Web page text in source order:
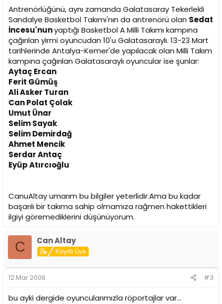
Antrenörlüğünü, aynı zamanda Galatasaray Tekerlekli
Sandalye Basketbol Takımı'nın da antrenörü olan Sedat
İncesu'nunyaptığı Basketbol A Milli Takımı kampına
çağırılan yirmi oyuncudan 10'u Galatasaraylı. 13-23 Mart
tarihlerinde Antalya-Kemer'de yapılacak olan Milli Takım
kampına çağırılan Galatasaraylı oyuncular ise şunlar:
Aytaç Ercan
Ferit Gümüş
Ali Asker Turan
Can Polat Çolak
Umut Ünar
Selim Sayak
Selim Demirdağ
Ahmet Mencik
Serdar Antaç
Eyüp Atırcıoğlu
CanuAltay umarım bu bilgiler yeterlidir.Ama bu kadar
başarılı bir takıma sahip olmamıza rağmen hakettikleri
ilgiyi göremediklerini düşünüyorum.
C Can Altay
Kayıtlı Üye
12 Mar 2006 #3
bu ayki dergide oyuncularımızla röportajlar var...